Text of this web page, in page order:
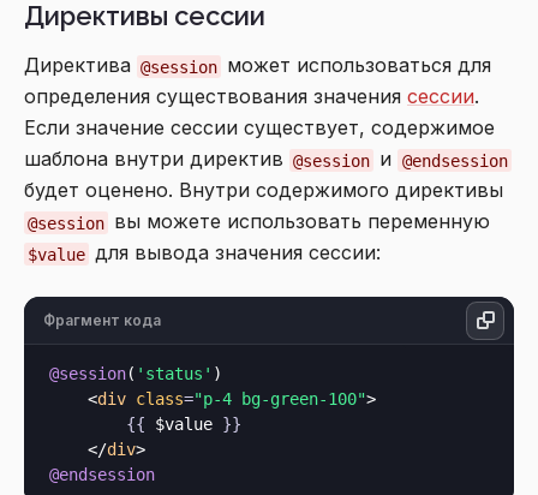
Директивы сессии
Директива @session может использоваться для
определения существования значения сессии.
Если значение сессии существует, содержимое
шаблона внутри директив @session и @endsession
будет оценено. Внутри содержимого директивы
@session вы можете использовать переменную
$value для вывода значения сессии:
Фрагмент кода
@session( 'status' )
<div class="p-4 bg-green-100">
{{ $value }}
</div>
@endsession